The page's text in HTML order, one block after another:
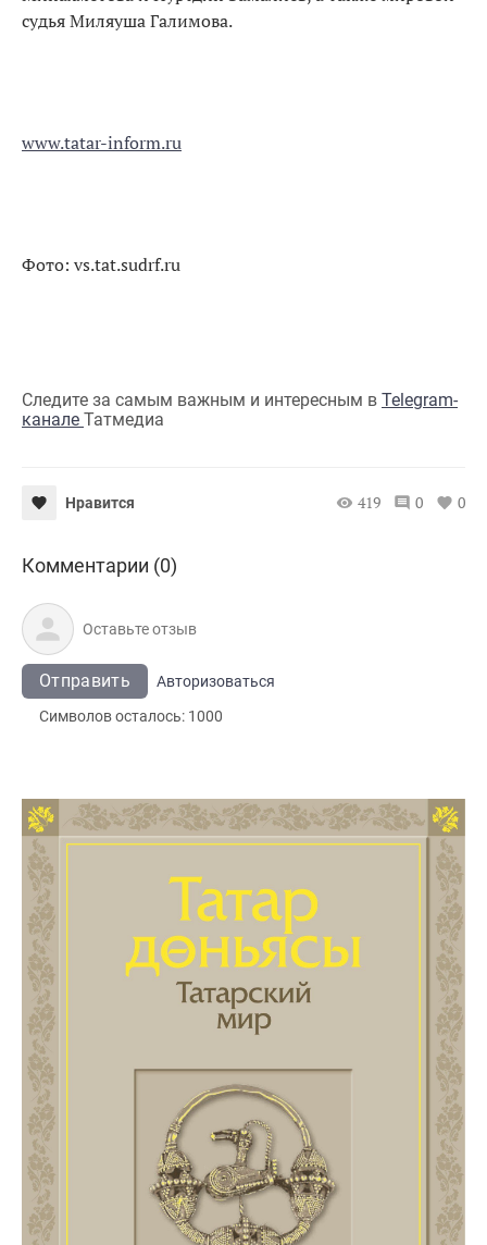
судья Миляуша Галимова.
www.tatar-inform.ru
Фото: vs.tat.sudrf.ru
Следите за самым важным и интересным в Telegram-
канале Татмедиа
Нравится 419 0 0
Комментарии (0)
Отправить
Авторизоваться
Символов осталось: 1000